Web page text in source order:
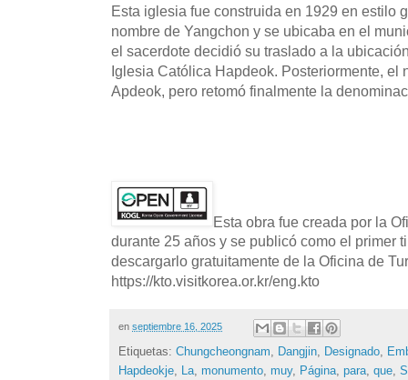
Esta iglesia fue construida en 1929 en estilo
nombre de Yangchon y se ubicaba en el
el sacerdote decidió su traslado a la
Iglesia Católica Hapdeok. Posteriormente, el
Apdeok, pero retomó finalmente la
Esta obra fue creada por la
durante 25 años y se publicó como el primer
descargarlo gratuitamente de la Oficina de
https://kto.visitkorea.or.kr/eng.kto
en septiembre 16, 2025
Etiquetas: Chungcheongnam Dangjin Designado
Hapdeokje La monumento muy, Página para que